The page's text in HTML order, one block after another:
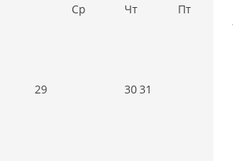
Ср Чт Пт
29 3031